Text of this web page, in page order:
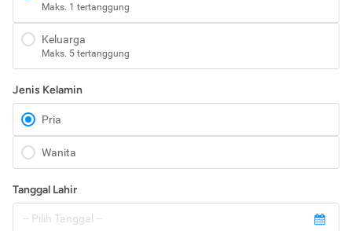
Maks. 1 tertanggung
Keluarga
Maks. 5 tertanggung
Jenis Kelamin
Pria
Wanita
Tanggal Lahir